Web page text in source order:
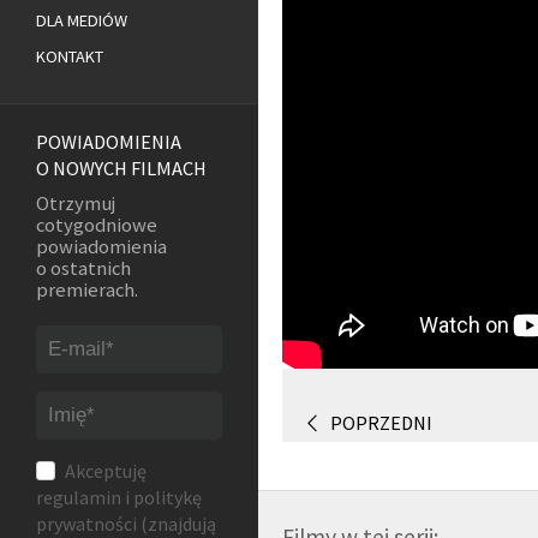
POPRZEDNI
DLA MEDIÓW
KONTAKT
POWIADOMIENIA
O NOWYCH FILMACH
Otrzymuj
cotygodniowe
powiadomienia
o ostatnich
premierach.
Akceptuję
regulamin i politykę
prywatności (znajdują